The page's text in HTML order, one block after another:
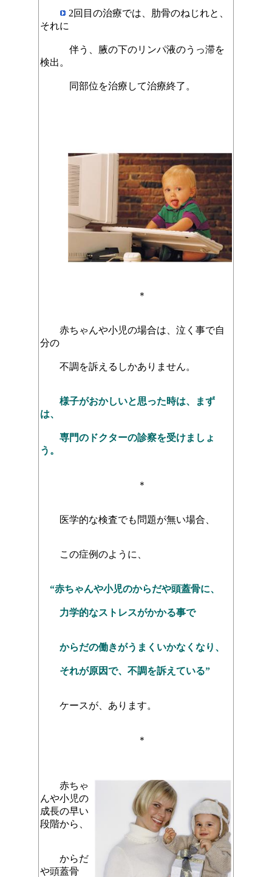
2回目の治療では、肋骨のねじれと、
それに
伴う、腋の下のリンパ液のうっ滞を
検出。
同部位を治療して治療終了。
＊
赤ちゃんや小児の場合は、泣く事で自
分の
不調を訴えるしかありません。
様子がおかしいと思った時は、まず
は、
専門のドクターの診察を受けましょ
う。
＊
医学的な検査でも問題が無い場合、
この症例のように、
“赤ちゃんや小児のからだや頭蓋骨に、
力学的なストレスがかかる事で
からだの働きがうまくいかなくなり、
それが原因で、不調を訴えている”
ケースが、あります。
＊
赤ちゃ
んや小児の
成長の早い
段階から、
からだ
や頭蓋骨